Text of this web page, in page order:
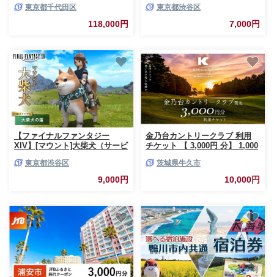
東京都千代田区
118,000円
テム カレッジスカート コスチ
ューム セット デジタルアイテ
東京都渋谷区
7,000円
【ファイナルファンタジー
XIV】[マウント]大柴犬（サービ
テム 大柴犬 大柴犬の笛 オンラ
インゲーム デジタルアイテム】
東京都渋谷区
9,000円
金乃台カントリークラブ 利用
チケット 【 3,000円 分】 1,000
場 クーポン プレー券 入場券 利
用券 施設利用券 体験チケット
茨城県牛久市
10,000円